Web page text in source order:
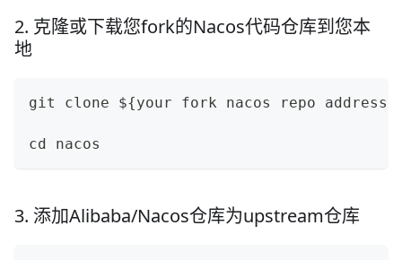
2. 克隆或下载您fork的Nacos代码仓库到您本
地
git clone ${your fork nacos repo address}
cd nacos
3. 添加Alibaba/Nacos仓库为upstream仓库